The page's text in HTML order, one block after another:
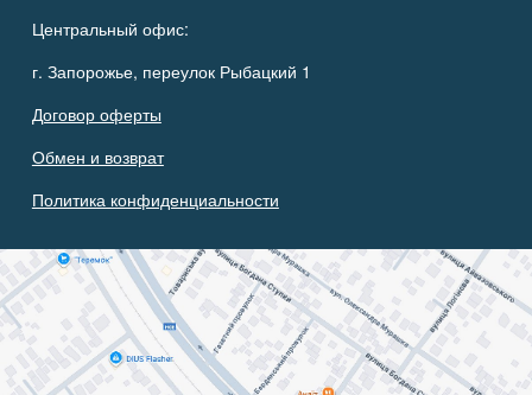
Центральный офис:
г. Запорожье, переулок Рыбацкий 1
Договор оферты
Обмен и возврат
Политика конфиденциальности